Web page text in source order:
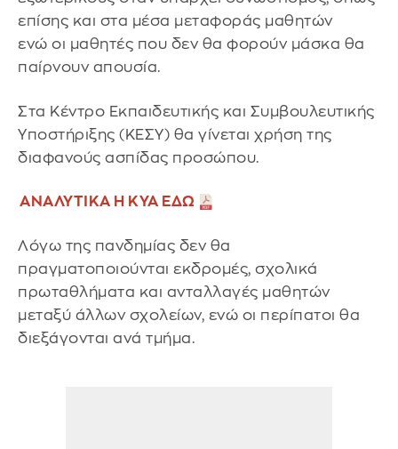
επίσης και στα μέσα μεταφοράς μαθητών
ενώ οι μαθητές που δεν θα φορούν μάσκα θα
παίρνουν απουσία.
Στα Κέντρο Εκπαιδευτικής και Συμβουλευτικής
Υποστήριξης (ΚΕΣΥ) θα γίνεται χρήση της
διαφανούς ασπίδας προσώπου.
ΑΝΑΛΥΤΙΚΑ Η ΚΥΑ ΕΔΩ
Λόγω της πανδημίας δεν θα
πραγματοποιούνται εκδρομές, σχολικά
πρωταθλήματα και ανταλλαγές μαθητών
μεταξύ άλλων σχολείων, ενώ οι περίπατοι θα
διεξάγονται ανά τμήμα.